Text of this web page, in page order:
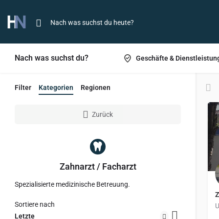
Nach was suchst du? Geschäfte &
Filter Kategorien Regionen
Zurück
Zahnarzt / Facharzt
Spezialisierte medizinische Betreuung.
Letzte
Sortiere nach